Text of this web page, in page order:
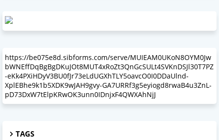
https://be075e8d.sibforms.com/serve/MUIEAM0UKoN8OYM0Jw
bWNEffDqBgBgDKuJOt8MUT4xRoZt3QnGcSULt4SVKnDSJl30T7PZ
-eKk4PXiHDyV3BU0fJr73eLdUGXhTLY5oavcO0I0DDaUlnd-
XplEBhe9k1b5XDK9wJAH9gvy-GA7URRf3g5eyiogd8rwaB4u3ZnL-
pD73DxW7tElpKRwOK3unn0IDnjxF4QWXAhNjJ
TAGS